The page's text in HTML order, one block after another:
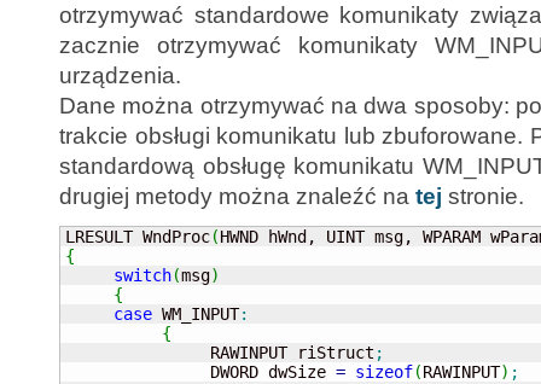
otrzymywać standardowe komunikaty
zacznie otrzymywać komunikaty
urządzenia.
Dane można otrzymywać na dwa sposoby:
trakcie obsługi komunikatu lub zbuforowane.
standardową obsługę komunikatu
drugiej metody można znaleźć na tej stronie.
LRESULT WndProc(HWND hWnd, UINT msg, WPARAM
{
switch(msg)
{
case WM_INPUT:
{
               RAWINPUT riStruct
;
               DWORD dwSize
= sizeof(RAWINPUT) ;